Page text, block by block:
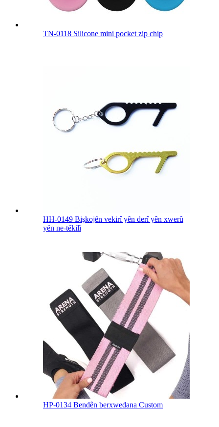
TN-0118 Silicone mini pocket zip chip
HH-0149 Bişkojên vekirî yên derî yên xwerû
yên ne-têkilî
HP-0134 Bendên berxwedana Custom